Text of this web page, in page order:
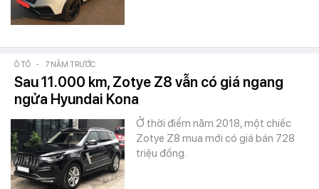
Ô TÔ - 7 NĂM TRƯỚC
Sau 11.000 km, Zotye Z8 vẫn có giá ngang
ngửa Hyundai Kona
Ở thời điểm năm 2018, một chiếc
Zotye Z8 mua mới có giá bán 728
triệu đồng.